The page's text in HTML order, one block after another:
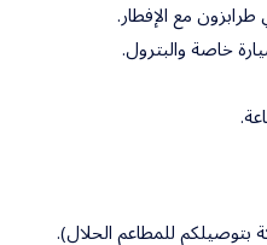
خاصة والبترول.
بتوصيلكم للمطاعم الحلال).